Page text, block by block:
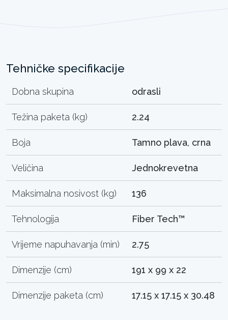
Tehničke specifikacije
Dobna skupina odrasli
Težina paketa (kg) 2.24
Boja Tamno plava, crna
Veličina Jednokrevetna
Maksimalna nosivost (kg) 136
Tehnologija Fiber Tech™
Vrijeme napuhavanja (min) 2.75
Dimenzije (cm) 191 x 99 x 22
Dimenzije paketa (cm) 17.15 x 17.15 x 30.48